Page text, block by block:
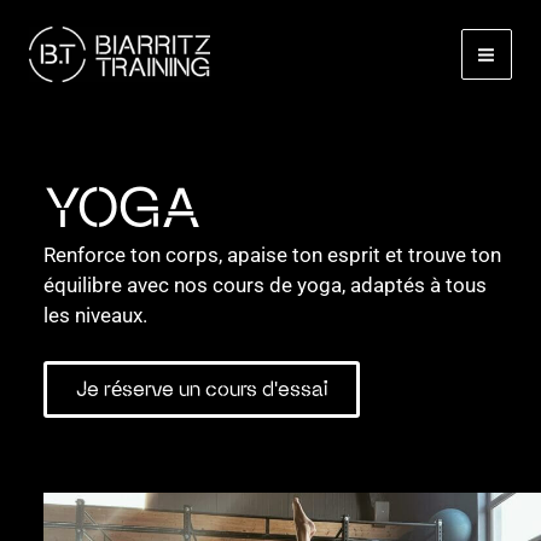
contenu
YOGA
Renforce ton corps, apaise ton esprit et trouve ton
équilibre avec nos cours de yoga, adaptés à tous
les niveaux.
Je réserve un cours d'essai